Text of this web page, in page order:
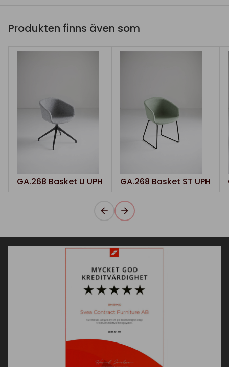
Produkten finns även som
GA.268 Basket U UPH GA.268 Basket ST UPH